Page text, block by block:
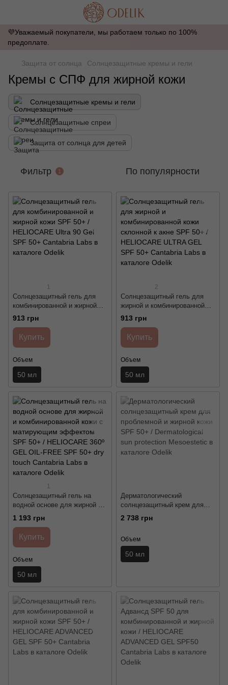
💜Уважаемый покупатели, мы работаем только по 100%
предоплате.
Защита от солнца Солнцезащитные кремы и гели
Кремы с СПФ для жирной кожи
Солнцезащитные кремы и гели
Солнцезащитные спреи
Защита от солнца для детей
Фильтр 1 По популярности
1
Солнцезащитный гель для
комбинированной и жирной
кожи SPF 50+ / HELIOCARE
Ultra 90 Gel SPF 50+ Cantabria
Labs
913 грн
Купить
Объем
50 мл
2
Солнцезащитный гель для
жирной и комбинированной
кожи склонной к акне SPF 50+
/ HELIOCARE ULTRA GEL
SPF 50+ Cantabria Labs
913 грн
Купить
Объем
50 мл
1
Солнцезащитный гель на
водной основе для жирной и
комбинированной кожи с
матирующим эффектом SPF
50+ / HELIOCARE 360º GEL
OIL-FREE SPF 50+ dry touch
1 193 грн
Купить
Объем
50 мл
Дерматологический
солнцезащитный крем для
проблемной и жирной кожи
SPF 50+ / Dermatological sun
2 738 грн
Объем
50 мл